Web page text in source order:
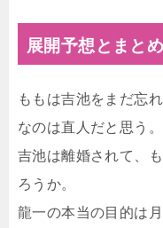
展開予想とまとめ
ももは吉池をまだ忘
なのは直人だと思う。
吉池は離婚されて、
ろうか。
龍一の本当の目的は